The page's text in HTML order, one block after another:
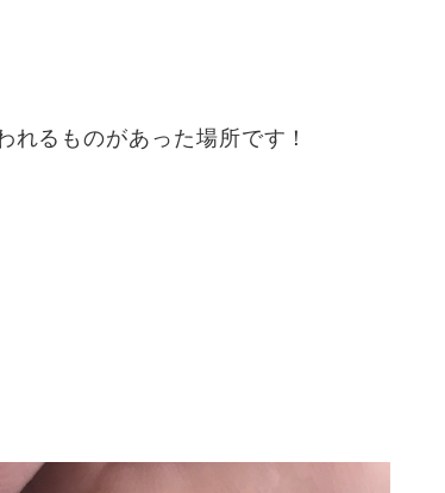
るものがあった場所です！